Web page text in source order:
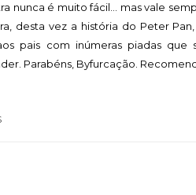
nunca é muito fácil... mas vale
desta vez a história do Peter
pais com inúmeras piadas que
Parabéns, Byfurcação.